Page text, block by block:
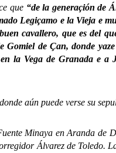
que “de la generaçión de
Legiçamo e la Vieja e
cavallero, que es del
de Çan, donde
la Vega de Granada e
aún puede verse su
Minaya en Aranda de
Álvarez de Toledo.